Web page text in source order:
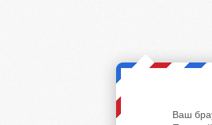
Ваш